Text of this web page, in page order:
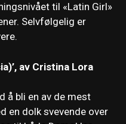
til «Latin Girl»
Selvfølgelig er
av Cristina Lora
å bli en av de mest
en dolk svevende over